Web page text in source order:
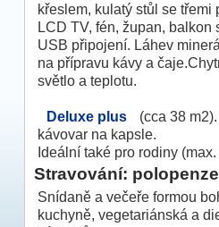
křeslem, kulatý stůl se třemi
LCD TV, fén, župan, balkon
USB připojení. Láhev
na přípravu kávy a
světlo a teplotu.
Deluxe plus
(cca 38
kávovar na kapsle.
Ideální také pro rodiny
Stravování: polopenze
Snídaně a večeře formou
kuchyně, vegetariánská a